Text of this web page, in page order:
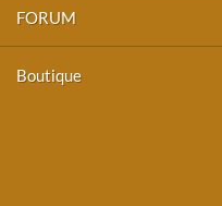
FORUM
Boutique